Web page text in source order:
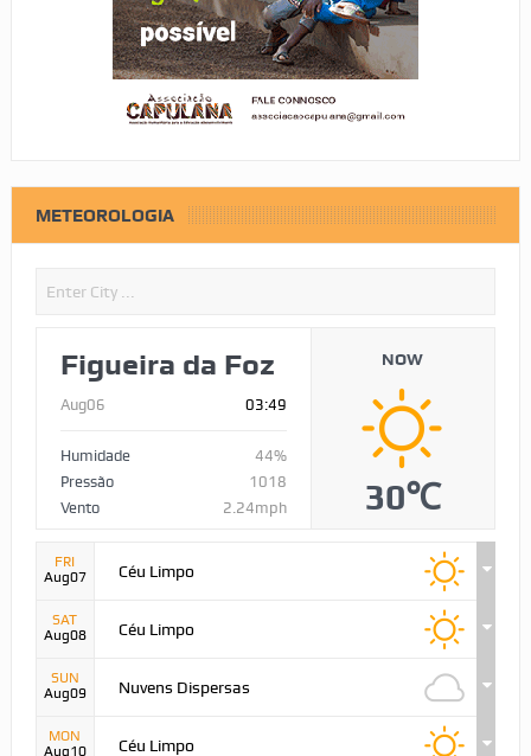
METEOROLOGIA
Figueira da Foz
Aug06 03:49
Humidade
44%
Pressão
1018
Vento
2.24mph
NOW
30℃
FRI
Aug07
Céu Limpo
SAT
Aug08
Céu Limpo
SUN
Aug09
Nuvens Dispersas
MON
Aug10
Céu Limpo